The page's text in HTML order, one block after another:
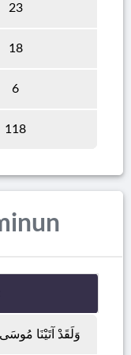
23
18
6
118
وَلَقَدْ آتَيْنَا